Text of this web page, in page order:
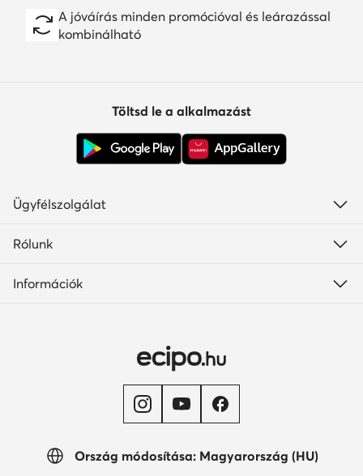
A jóváírás minden promócióval és leárazással
kombinálható
Ország módosítása: Magyarország (HU)
Töltsd le a alkalmazást
Ügyfélszolgálat
Rólunk
Információk